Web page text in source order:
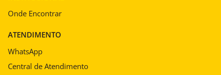
Onde Encontrar
ATENDIMENTO
WhatsApp
Central de Atendimento